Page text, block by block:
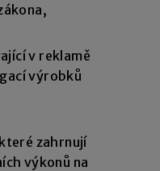
v reklamě
výrobků
zahrnují
výkonů na